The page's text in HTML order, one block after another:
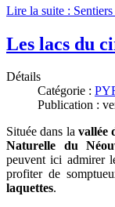
Lire la suite :
Les lacs du
Détails
Catégorie :
Publication :
Située dans la vallée
Naturelle du
peuvent ici admirer
profiter de
laquettes.